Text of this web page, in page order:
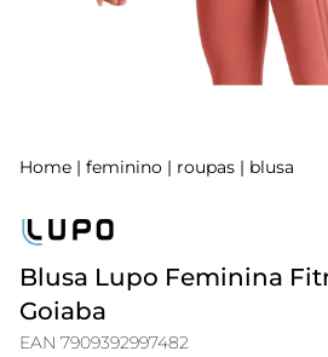
Home | feminino | roupas | blusa
Blusa Lupo Feminina
Goiaba
EAN 7909392997482